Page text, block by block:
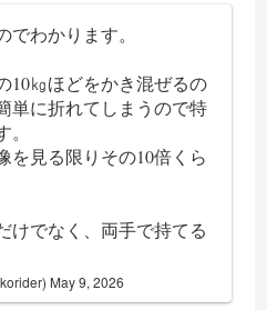
わかります。
10㎏ほどをかき混ぜるの
単に折れてしまうので特
を見る限りその10倍くら
けでなく、両手で持てる
May 9, 2026